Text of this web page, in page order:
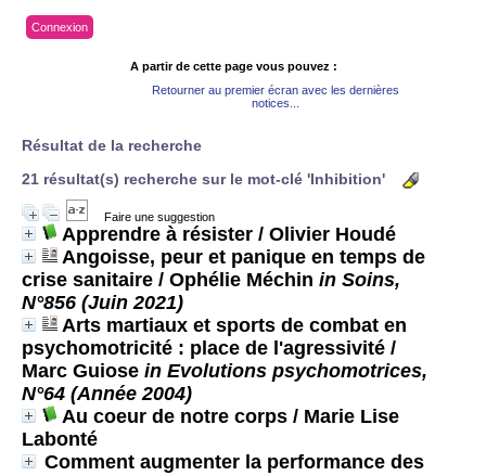
Connexion
A partir de cette page vous pouvez :
Retourner au premier écran avec les dernières
notices...
Résultat de la recherche
21 résultat(s) recherche sur le mot-clé 'Inhibition'
Faire une suggestion
Apprendre à résister / Olivier Houdé
Angoisse, peur et panique en temps de
crise sanitaire / Ophélie Méchin in Soins,
N°856 (Juin 2021)
Arts martiaux et sports de combat en
psychomotricité : place de l'agressivité /
Marc Guiose in Evolutions psychomotrices,
N°64 (Année 2004)
Au coeur de notre corps / Marie Lise
Labonté
Comment augmenter la performance des